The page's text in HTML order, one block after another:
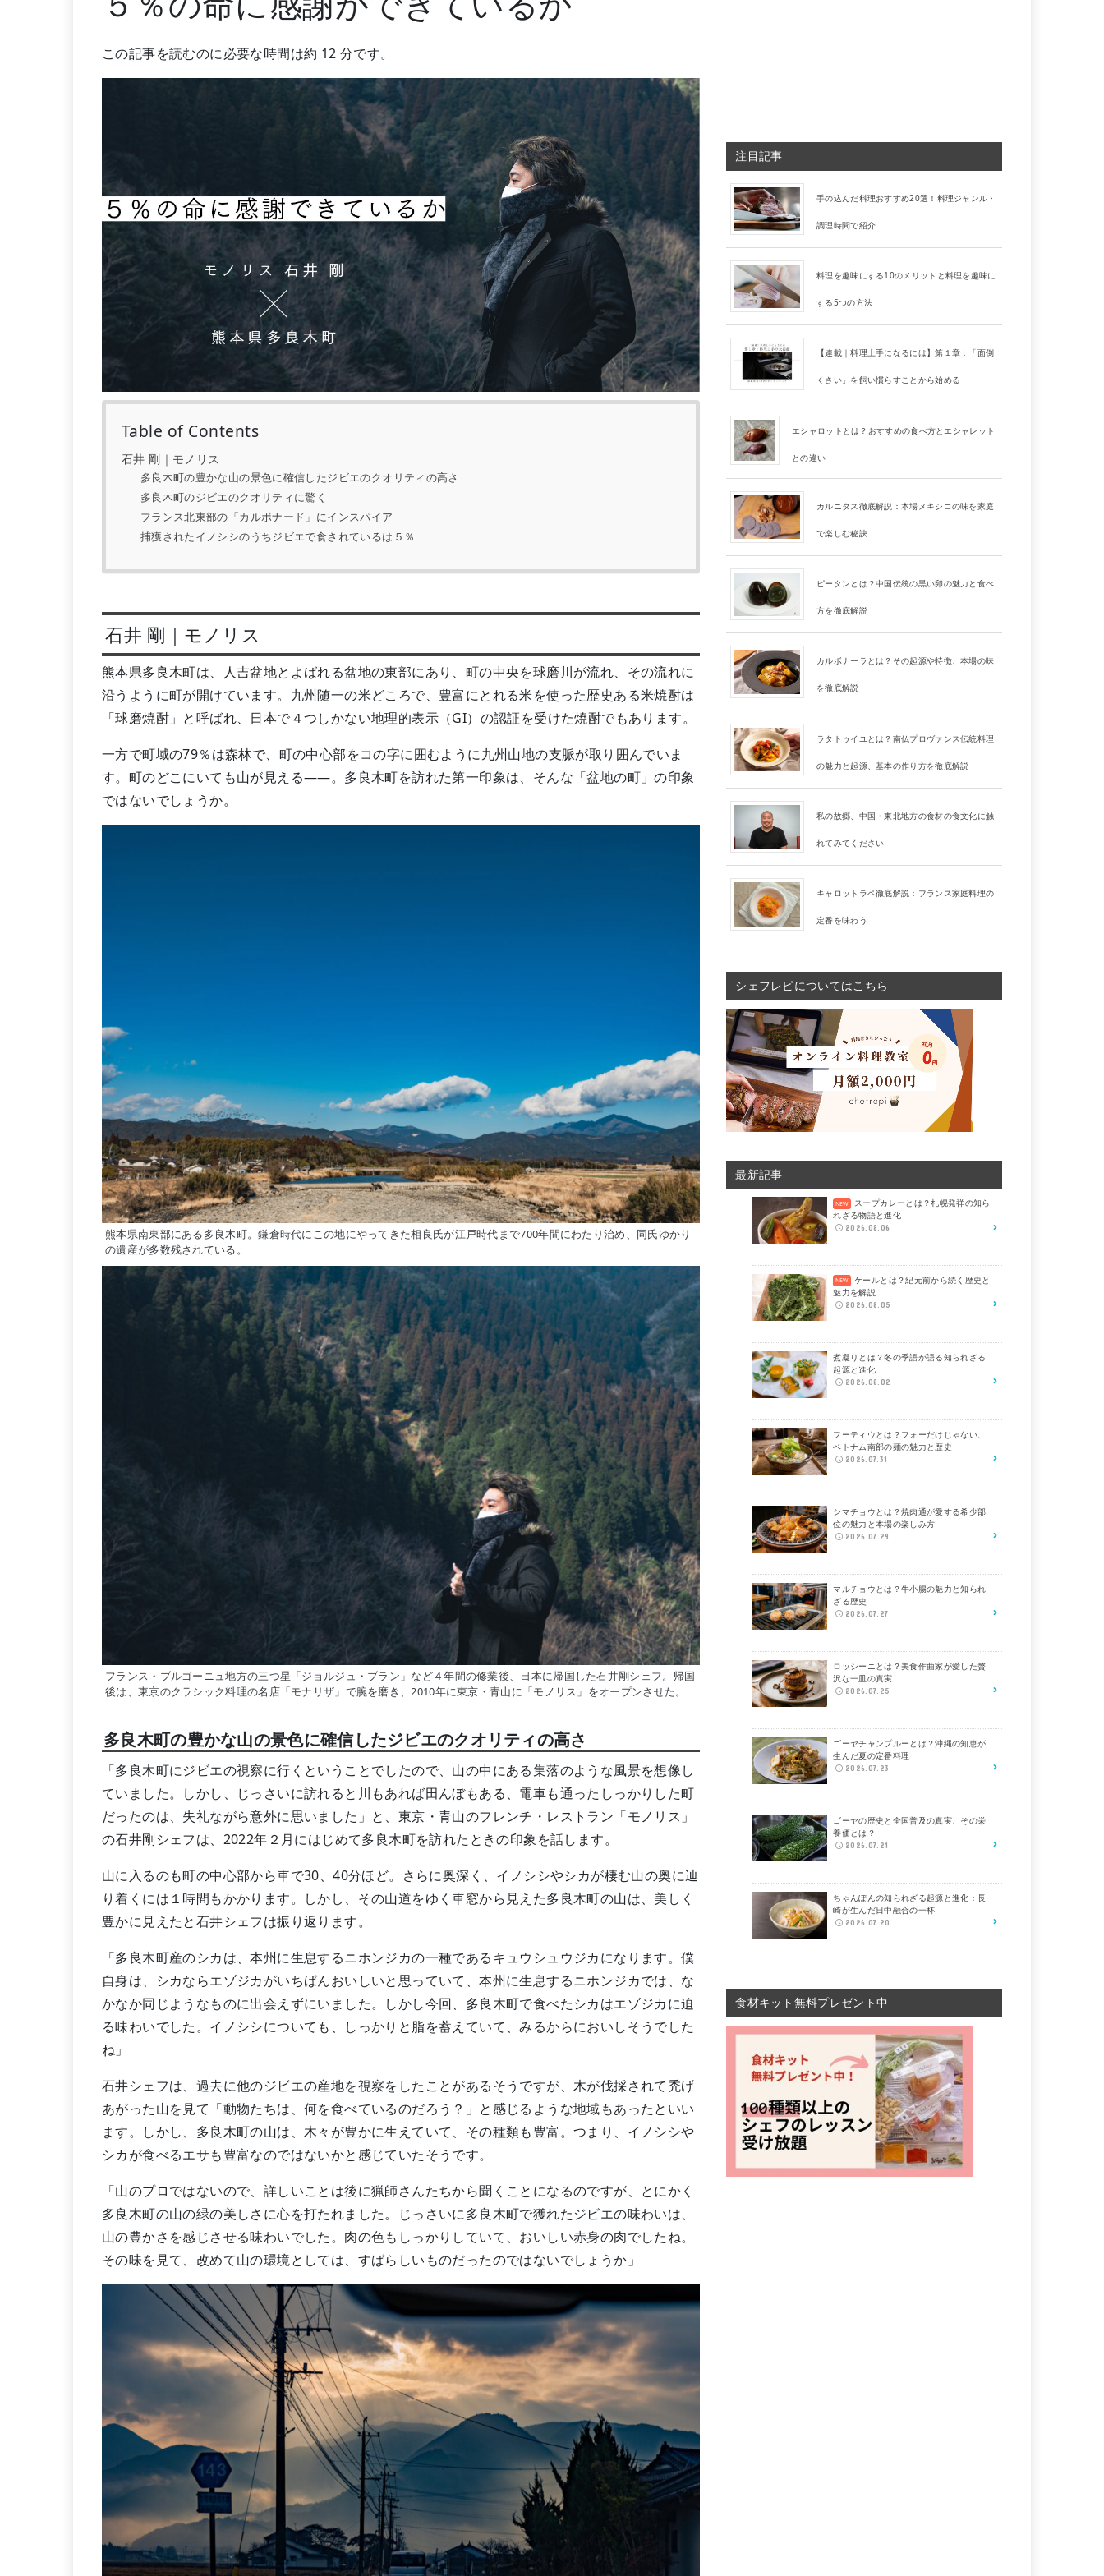
この記事を読むのに必要な時間は約 12 分です。
Table of Contents
石井 剛｜モノリス
多良木町の豊かな山の景色に確信したジビエのクオリティの高さ
多良木町のジビエのクオリティに驚く
フランス北東部の「カルボナード」にインスパイア
捕獲されたイノシシのうちジビエで食されているは５％
石井 剛｜モノリス
熊本県多良木町は、人吉盆地とよばれる盆地の東部にあり、町の中央を球磨川が流れ、その流れに
沿うように町が開けています。九州随一の米どころで、豊富にとれる米を使った歴史ある米焼酎は
「球磨焼酎」と呼ばれ、日本で４つしかない地理的表示（GI）の認証を受けた焼酎でもあります。
一方で町域の79％は森林で、町の中心部をコの字に囲むように九州山地の支脈が取り囲んでいま
す。町のどこにいても山が見える――。多良木町を訪れた第一印象は、そんな「盆地の町」の印象
ではないでしょうか。
熊本県南東部にある多良木町。鎌倉時代にこの地にやってきた相良氏が江戸時代まで700年間にわたり治め、同氏ゆかり
の遺産が多数残されている。
フランス・ブルゴーニュ地方の三つ星「ジョルジュ・ブラン」など４年間の修業後、日本に帰国した石井剛シェフ。帰国
後は、東京のクラシック料理の名店「モナリザ」で腕を磨き、2010年に東京・青山に「モノリス」をオープンさせた。
多良木町の豊かな山の景色に確信したジビエのクオリティの高さ
「多良木町にジビエの視察に行くということでしたので、山の中にある集落のような風景を想像し
ていました。しかし、じっさいに訪れると川もあれば田んぼもある、電車も通ったしっかりした町
だったのは、失礼ながら意外に思いました」と、東京・青山のフレンチ・レストラン「モノリス」
の石井剛シェフは、2022年２月にはじめて多良木町を訪れたときの印象を話します。
山に入るのも町の中心部から車で30、40分ほど。さらに奥深く、イノシシやシカが棲む山の奥に辿
り着くには１時間もかかります。しかし、その山道をゆく車窓から見えた多良木町の山は、美しく
豊かに見えたと石井シェフは振り返ります。
「多良木町産のシカは、本州に生息するニホンジカの一種であるキュウシュウジカになります。僕
自身は、シカならエゾジカがいちばんおいしいと思っていて、本州に生息するニホンジカでは、な
かなか同じようなものに出会えずにいました。しかし今回、多良木町で食べたシカはエゾジカに迫
る味わいでした。イノシシについても、しっかりと脂を蓄えていて、みるからにおいしそうでした
ね」
石井シェフは、過去に他のジビエの産地を視察をしたことがあるそうですが、木が伐採されて禿げ
あがった山を見て「動物たちは、何を食べているのだろう？」と感じるような地域もあったといい
ます。しかし、多良木町の山は、木々が豊かに生えていて、その種類も豊富。つまり、イノシシや
シカが食べるエサも豊富なのではないかと感じていたそうです。
「山のプロではないので、詳しいことは後に猟師さんたちから聞くことになるのですが、とにかく
多良木町の山の緑の美しさに心を打たれました。じっさいに多良木町で獲れたジビエの味わいは、
山の豊かさを感じさせる味わいでした。肉の色もしっかりしていて、おいしい赤身の肉でしたね。
その味を見て、改めて山の環境としては、すばらしいものだったのではないでしょうか」
注目記事
手の込んだ料理おすすめ20選！料理ジャンル・
調理時間で紹介
料理を趣味にする10のメリットと料理を趣味に
する5つの方法
【連載｜料理上手になるには】第１章：「面倒
くさい」を飼い慣らすことから始める
エシャロットとは？おすすめの食べ方とエシャレット
との違い
カルニタス徹底解説：本場メキシコの味を家庭
で楽しむ秘訣
ピータンとは？中国伝統の黒い卵の魅力と食べ
方を徹底解説
カルボナーラとは？その起源や特徴、本場の味
を徹底解説
ラタトゥイユとは？南仏プロヴァンス伝統料理
の魅力と起源、基本の作り方を徹底解説
私の故郷、中国・東北地方の食材の食文化に触
れてみてください
キャロットラペ徹底解説：フランス家庭料理の
定番を味わう
シェフレピについてはこちら
最新記事
スープカレーとは？札幌発祥の知ら
れざる物語と進化
2026.08.06
ケールとは？紀元前から続く歴史と
魅力を解説
2026.08.05
煮凝りとは？冬の季語が語る知られざる
起源と進化
2026.08.02
フーティウとは？フォーだけじゃない、
ベトナム南部の麺の魅力と歴史
2026.07.31
シマチョウとは？焼肉通が愛する希少部
位の魅力と本場の楽しみ方
2026.07.29
マルチョウとは？牛小腸の魅力と知られ
ざる歴史
2026.07.27
ロッシーニとは？美食作曲家が愛した贅
沢な一皿の真実
2026.07.25
ゴーヤチャンプルーとは？沖縄の知恵が
生んだ夏の定番料理
2026.07.23
ゴーヤの歴史と全国普及の真実、その栄
養価とは？
2026.07.21
ちゃんぽんの知られざる起源と進化：長
崎が生んだ日中融合の一杯
2026.07.20
食材キット無料プレゼント中